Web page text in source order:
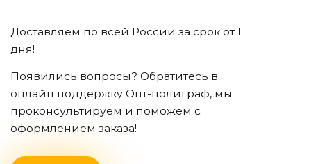
Доставляем по всей России за срок от 1
дня!
Появились вопросы? Обратитесь в
онлайн поддержку Опт-полиграф, мы
проконсультируем и поможем с
оформлением заказа!